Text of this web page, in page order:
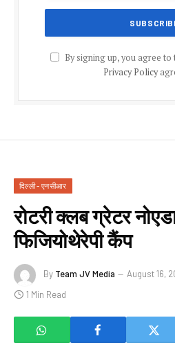
By signing up, you agree
Privacy Policy
दिल्ली - एनसीआर
रोटरी क्लब ग्रेटर
फिजियोथेरेपी कैंप
By Team JV Media August 16,
1 Min Read